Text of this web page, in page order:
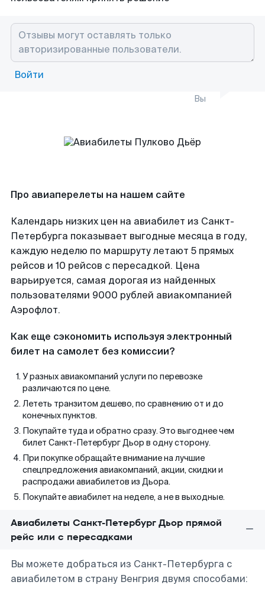
Войти
Вы
Про авиаперелеты на нашем сайте
Календарь низких цен на авиабилет из Санкт-
Петербурга показывает выгодные месяца в году,
каждую неделю по маршруту летают 5 прямых
рейсов и 10 рейсов с пересадкой. Цена
варьируется, самая дорогая из найденных
пользователями 9000 рублей авиакомпанией
Аэрофлот.
Как еще сэкономить используя электронный
билет на самолет без комиссии?
У разных авиакомпаний услуги по перевозке
различаются по цене.
Лететь транзитом дешево, по сравнению от и до
конечных пунктов.
Покупайте туда и обратно сразу. Это выгоднее чем
билет Санкт-Петербург Дьор в одну сторону.
При покупке обращайте внимание на лучшие
спецпредложения авиакомпаний, акции, скидки и
распродажи авиабилетов из Дьора.
Покупайте авиабилет на неделе, а не в выходные.
Авиабилеты Санкт-Петербург Дьор прямой
рейс или с пересадками
Вы можете добраться из Санкт-Петербурга с
авиабилетом в страну Венгрия двумя способами: